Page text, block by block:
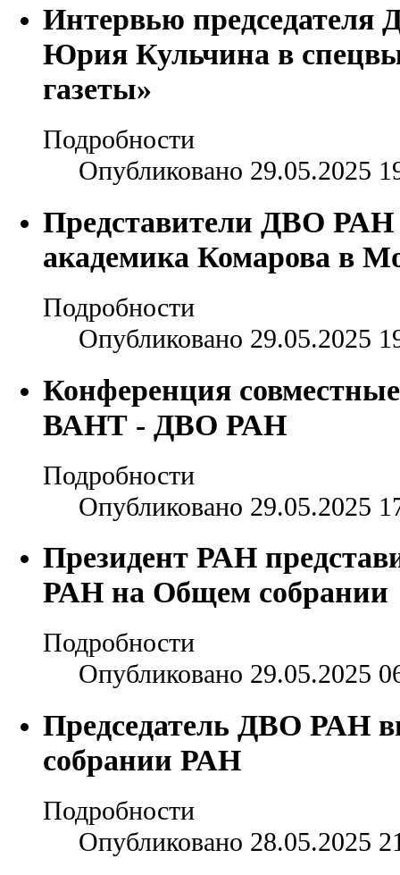
Интервью
Юрия Кульчина в
газеты»
Подробности
Опубликовано 29.05.2025
Представители ДВО РАН
академика Комарова в
Подробности
Опубликовано 29.05.2025
Конференция
ВАНТ - ДВО РАН
Подробности
Опубликовано 29.05.2025
Президент РАН
РАН на Общем собрании
Подробности
Опубликовано 29.05.2025
Председатель ДВО РАН
собрании РАН
Подробности
Опубликовано 28.05.2025